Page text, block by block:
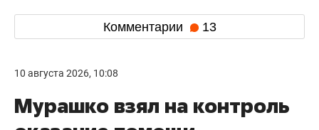
Комментарии 13
10 августа 2026, 10:08
Мурашко взял на контроль